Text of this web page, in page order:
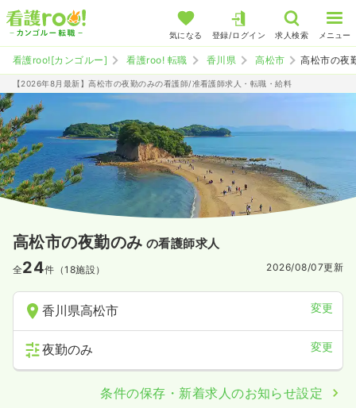
気になる 登録/ログイン 求人検索 メニュー
看護roo![カンゴルー] 看護roo! 転職 香川県 高松市 高松市の夜
【2026年8月最新】高松市の夜勤のみの看護師/准看護師求人・転職・給料
高松市の夜勤のみ の看護師求人
全24件（18施設） 2026/08/07更新
香川県高松市 変更
夜勤のみ 変更
条件の保存・新着求人のお知らせ設定